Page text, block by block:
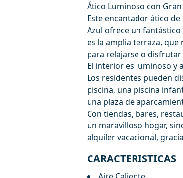
Ático Luminoso con Gran
Este encantador ático
Azul ofrece un fantástico
es la amplia terraza, que
para relajarse o
El interior es luminoso y
Los residentes pueden
piscina, una piscina
una plaza de
Con tiendas, bares,
un maravilloso hogar,
alquiler vacacional,
CARACTERISTICAS